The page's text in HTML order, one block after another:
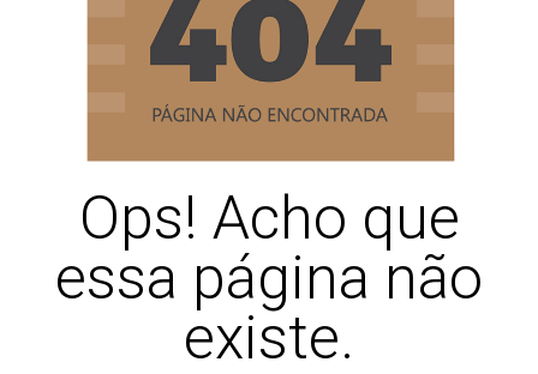
Ops! Acho que
essa página não
existe.